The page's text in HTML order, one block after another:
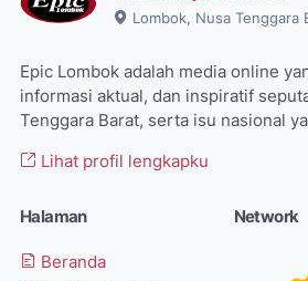
Lombok, Nusa Tenggara
Epic Lombok adalah media online
informasi aktual, dan inspiratif
Tenggara Barat, serta isu nasional
Lihat profil lengkapku
Halaman
Beranda
Network